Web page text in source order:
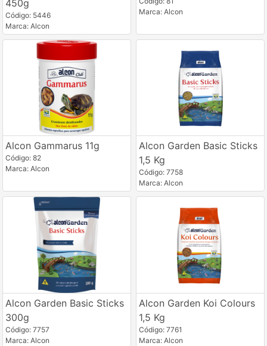
450g
Código: 5446
Marca: Alcon
Marca: Alcon
Alcon Gammarus 11g
Código: 82
Marca: Alcon
Alcon Garden Basic Sticks
1,5 Kg
Código: 7758
Marca: Alcon
Alcon Garden Basic Sticks
300g
Código: 7757
Marca: Alcon
Alcon Garden Koi Colours
1,5 Kg
Código: 7761
Marca: Alcon